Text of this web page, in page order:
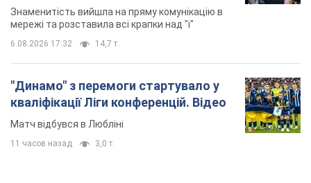
Знаменитість вийшла на пряму комунікацію в
мережі та розставила всі крапки над "і"
6.08.2026 17:32 14,7 т.
"Динамо" з перемоги стартувало у
кваліфікації Ліги конференцій. Відео
Матч відбувся в Любліні
11 часов назад 3,0 т.